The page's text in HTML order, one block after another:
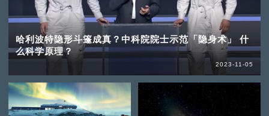
哈利波特隐形斗篷成真？中科院院士示范「隐身术」 什
么科学原理？
2023-11-05